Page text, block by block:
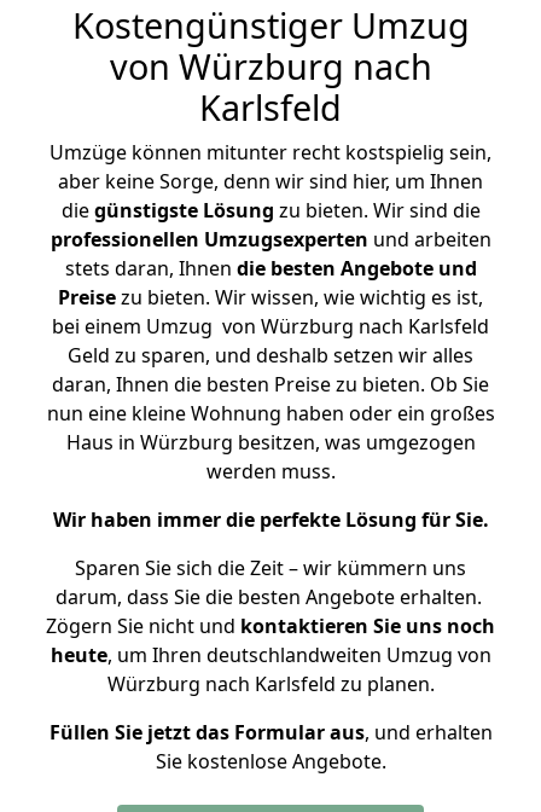
Kostengünstiger Umzug
von Würzburg nach
Karlsfeld
Umzüge können mitunter recht kostspielig sein,
aber keine Sorge, denn wir sind hier, um Ihnen
diegünstigste Lösung zu bieten. Wir sind die
professionellen Umzugsexperten und arbeiten
stets daran, Ihnen die besten Angebote und
Preisezu bieten. Wir wissen, wie wichtig es ist,
bei einem Umzug von Würzburg nach Karlsfeld
Geld zu sparen, und deshalb setzen wir alles
daran, Ihnen die besten Preise zu bieten. Ob Sie
nun eine kleine Wohnung haben oder ein großes
Haus in Würzburg besitzen, was umgezogen
werden muss.
Wir haben immer die perfekte Lösung für Sie.
Sparen Sie sich die Zeit – wir kümmern uns
darum, dass Sie die besten Angebote erhalten.
Zögern Sie nicht und kontaktieren Sie uns noch
heute, um Ihren deutschlandweiten Umzug von
Würzburg nach Karlsfeld zu planen.
Füllen Sie jetzt das Formular aus, und erhalten
Sie kostenlose Angebote.